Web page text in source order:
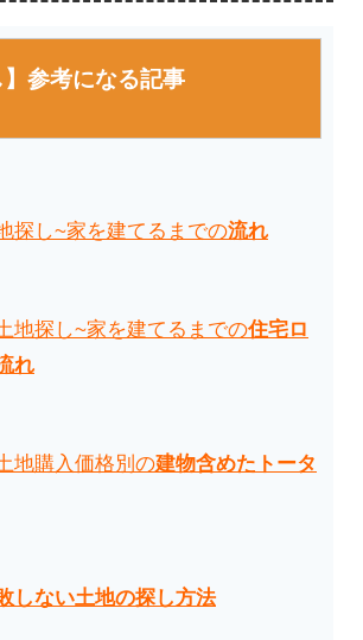
】参考になる記事
探し~家を建てるまでの流れ
地探し~家を建てるまでの住宅ロ
れ
地購入価格別の建物含めたトータ
しない土地の探し方法